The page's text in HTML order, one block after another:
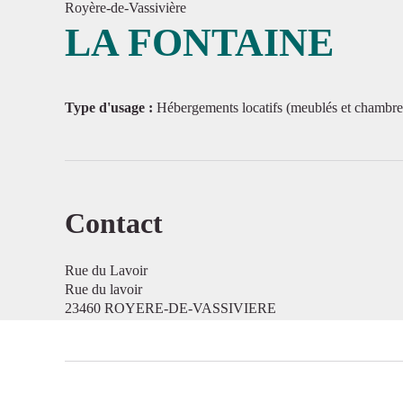
Royère-de-Vassivière
LA FONTAINE
Type d'usage : Hébergements locatifs (meublés et
Contact
Rue du Lavoir
Rue du lavoir
23460 ROYERE-DE-VASSIVIERE